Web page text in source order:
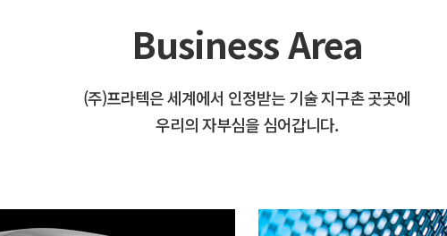
Business Area
(주)프라텍은 세계에서 인정받는 기술 지구촌 곳곳에
우리의 자부심을 심어갑니다.